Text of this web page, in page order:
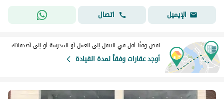
الإيميل
اتصال
اقض وقتًا أقل في التنقل إلى العمل أو المدرسة أو إلى أصدقائك
أوجد عقارات وفقاً لمدة القيادة